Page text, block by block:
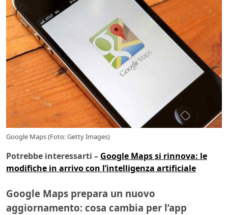
Google Maps (Foto: Getty Images)
Potrebbe interessarti – Google Maps si rinnova: le
modifiche in arrivo con l’intelligenza artificiale
Google Maps prepara un nuovo
aggiornamento: cosa cambia per l’app